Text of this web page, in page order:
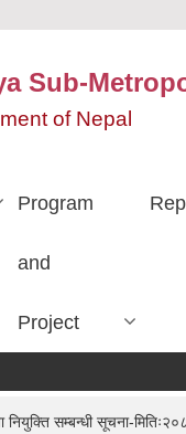
Sub-
of Nepal
Program
and
Project
सम्बन्धी सूचना-